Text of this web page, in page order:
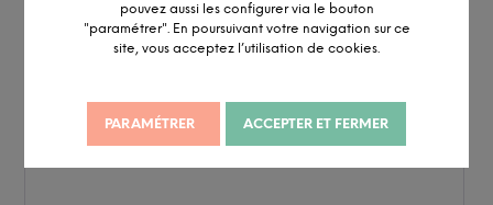
pouvez aussi les configurer via le bouton
"paramétrer". En poursuivant votre navigation sur ce
site, vous acceptez l’utilisation de cookies.
PARAMÉTRER ACCEPTER ET FERMER